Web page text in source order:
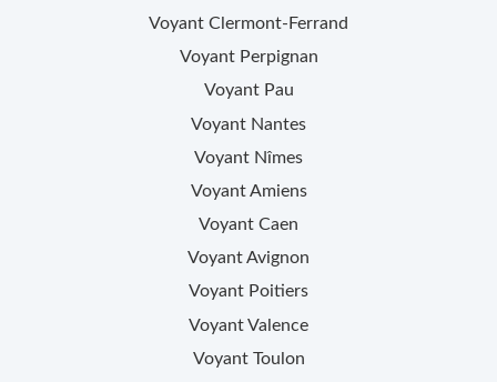
Voyant Clermont-Ferrand
Voyant Perpignan
Voyant Pau
Voyant Nantes
Voyant Nîmes
VoyantAmiens
Voyant Caen
VoyantAvignon
Voyant Poitiers
VoyantValence
Voyant Toulon